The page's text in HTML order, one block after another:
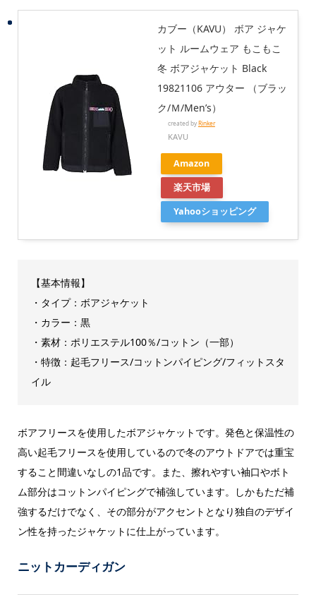
カブー（KAVU） ボア ジャケ
ット ルームウェア もこもこ
冬 ボアジャケット Black
19821106 アウター （ブラッ
ク/Ｍ/Men’s）
created by Rinker
KAVU
Amazon
楽天市場
Yahooショッピング
【基本情報】
・タイプ：ボアジャケット
・カラー：黒
・素材：ポリエステル100％/コットン（一部）
・特徴：起毛フリース/コットンパイピング/フィットスタ
イル
ボアフリースを使用したボアジャケットです。発色と保温性の
高い起毛フリースを使用しているので冬のアウトドアでは重宝
すること間違いなしの1品です。また、擦れやすい袖口やボト
ム部分はコットンパイピングで補強しています。しかもただ補
強するだけでなく、その部分がアクセントとなり独自のデザイ
ン性を持ったジャケットに仕上がっています。
ニットカーディガン